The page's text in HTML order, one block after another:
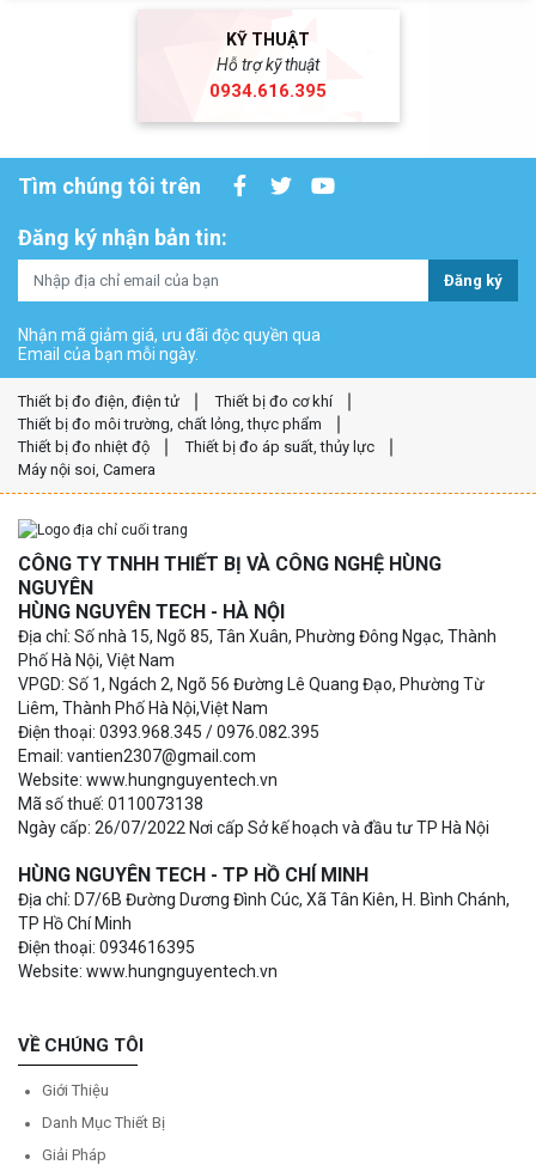
KỸ THUẬT
Hỗ trợ kỹ thuật
0934.616.395
Tìm chúng tôi trên
Đăng ký nhận bản tin:
Đăng ký
Nhận mã giảm giá, ưu đãi độc quyền qua
Email của bạn mỗi ngày.
Thiết bị đo điện, điện tử
Thiết bị đo cơ khí
Thiết bị đo môi trường, chất lỏng, thực phẩm
Thiết bị đo nhiệt độ
Thiết bị đo áp suất, thủy lực
Máy nội soi, Camera
CÔNG TY TNHH THIẾT BỊ VÀ CÔNG NGHỆ HÙNG
NGUYÊN
HÙNG NGUYÊN TECH - HÀ NỘI
Địa chỉ: Số nhà 15, Ngõ 85, Tân Xuân, Phường Đông Ngạc, Thành
Phố Hà Nội, Việt Nam
VPGD: Số 1, Ngách 2, Ngõ 56 Đường Lê Quang Đạo, Phường Từ
Liêm, Thành Phố Hà Nội,Việt Nam
Điện thoại: 0393.968.345 / 0976.082.395
Email: vantien2307@gmail.com
Website: www.hungnguyentech.vn
Mã số thuế: 0110073138
Ngày cấp: 26/07/2022 Nơi cấp Sở kế hoạch và đầu tư TP Hà Nội
HÙNG NGUYÊN TECH - TP HỒ CHÍ MINH
Địa chỉ: D7/6B Đường Dương Đình Cúc, Xã Tân Kiên, H. Bình Chánh,
TP Hồ Chí Minh
Điện thoại: 0934616395
Website: www.hungnguyentech.vn
VỀ CHÚNG TÔI
Giới Thiệu
Danh Mục Thiết Bị
Giải Pháp